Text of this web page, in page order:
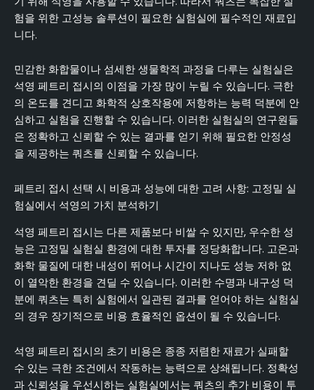
험을 위한 고성능 솔루션이 필요한 실험실에 필수적인 재료입
니다.
민감한 화합물이나 섬세한 생물학적 과정을 다루는 실험실은
석영 페트리 접시의 이점을 가장 많이 누릴 수 있습니다. 극한
의 온도를 견디고 화학적 상호작용에 저항하는 능력 덕분에 안
심하고 실험을 진행할 수 있습니다. 이러한 실험실의 연구원들
은 정확하고 신뢰할 수 있는 결과를 얻기 위해 필요한 안정성
을 제공하는 쿼츠를 신뢰할 수 있습니다.
페트리 접시 선택 시 비용과 성능에 대한 고려 사항: 고정밀 실
험실에서 석영의 가치 분석하기
석영 페트리 접시는 다른 제품보다 비쌀 수 있지만, 우수한 성
능은 고정밀 실험실 환경에 대한 투자를 정당화합니다. 고온과
화학 물질에 대한 내성이 뛰어나 시간이 지나도 성능 저하 없
이 열악한 환경을 견딜 수 있습니다. 이러한 수명과 내구성 덕
분에 쿼츠는 특히 실험에서 일관된 결과를 얻어야 하는 실험실
의 경우 장기적으로 비용 효율적인 옵션이 될 수 있습니다.
석영 페트리 접시의 초기 비용은 종종 저렴한 재료가 실패할
수 있는 극한 조건에서 작동하는 능력으로 상쇄됩니다. 정확성
과 신뢰성을 우선시하는 실험실에서는 쿼츠의 추가 비용이 투